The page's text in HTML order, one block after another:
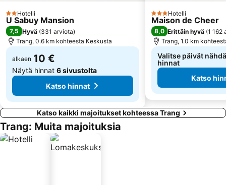
2 Tähtiluokitus
Hotelli
U Sabuy Mansion
7,5 Hyvä (331 arviota)
Trang, 0.6 km kohteesta Keskusta
alkaen 10 €
Näytä hinnat 6 sivustolta
Katso hinnat
3 Tähtiluokitus
Hotelli
Maison de Cheer
8,0 Erittäin hyvä (1 162
Trang, 1.0 km
Valitse päivät
hinnat
Katso
Katso kaikki majoitukset kohteessa Trang
Trang: Muita majoituksia